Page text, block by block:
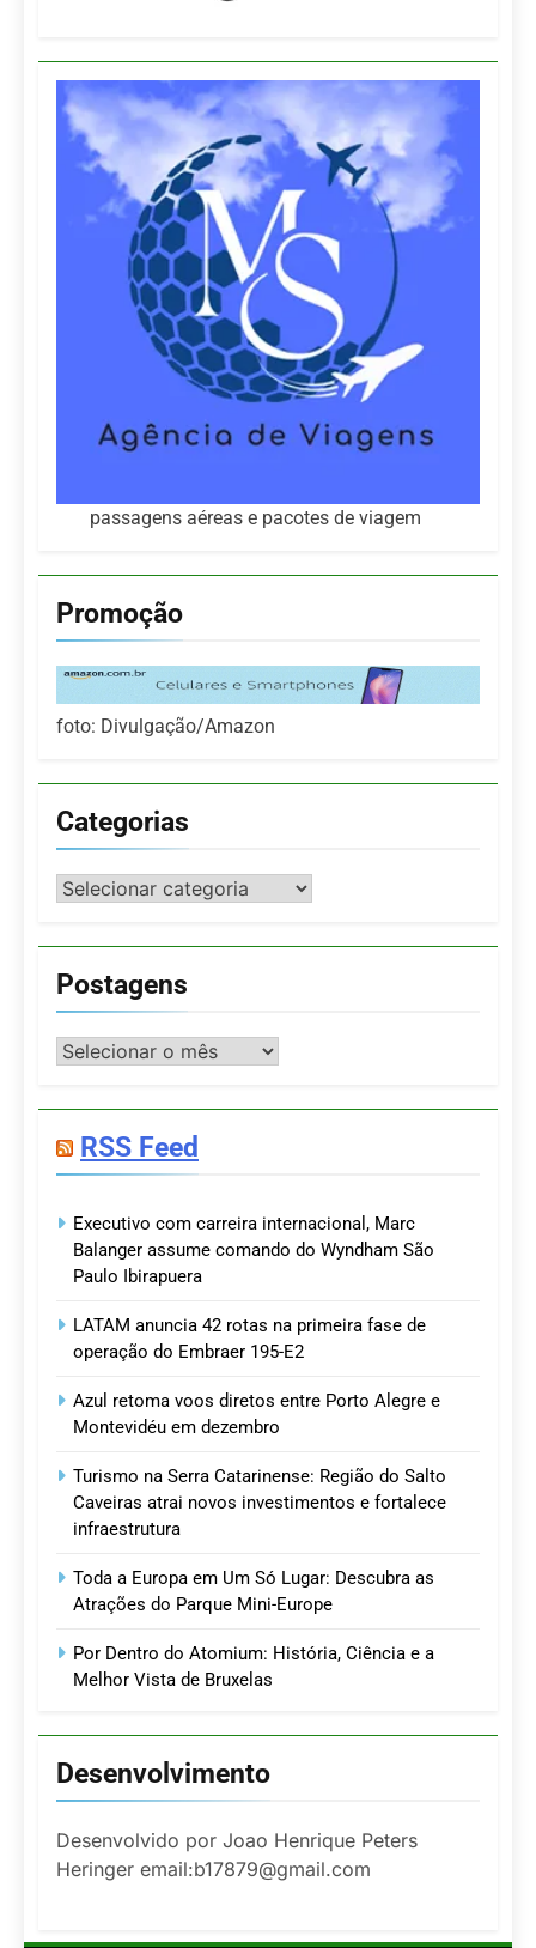
passagens aéreas e pacotes de viagem
Promoção
foto: Divulgação/Amazon
Categorias
Categorias
Postagens
Postagens
RSS Feed
Executivo com carreira internacional, Marc
Balanger assume comando do Wyndham São
Paulo Ibirapuera
LATAM anuncia 42 rotas na primeira fase de
operação do Embraer 195-E2
Azul retoma voos diretos entre Porto Alegre e
Montevidéu em dezembro
Turismo na Serra Catarinense: Região do Salto
Caveiras atrai novos investimentos e fortalece
infraestrutura
Toda a Europa em Um Só Lugar: Descubra as
Atrações do Parque Mini-Europe
Por Dentro do Atomium: História, Ciência e a
Melhor Vista de Bruxelas
Desenvolvimento
Desenvolvido por Joao Henrique Peters
Heringer email:b17879@gmail.com